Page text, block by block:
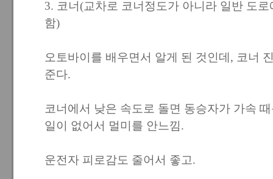
3. 코너(교차로 코너정도가 아니라 일반 도
함)
오토바이를 배우면서 알게 된 것인데, 코너
준다.
코너에서 낮은 속도로 돌면 동승자가 가속
일이 없어서 멀미를 안느낌.
운전자 피로감도 줄어서 좋고.